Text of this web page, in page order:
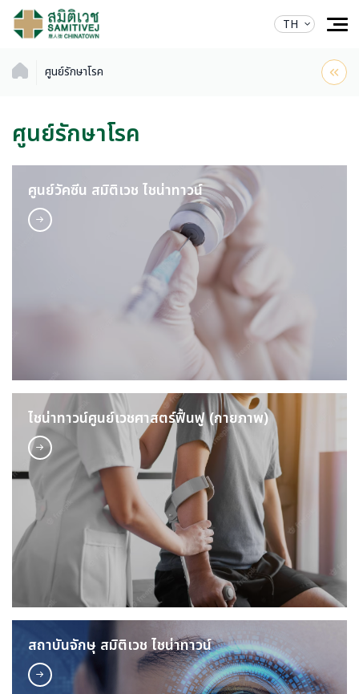
TH
ศูนย์รักษาโรค
ศูนย์รักษาโรค
ศูนย์วัคซีน สมิติเวช ไชน่าทาวน์
ไชน่าทาวน์ศูนย์เวชศาสตร์ฟื้นฟู (กายภาพ)
สถาบันจักษุ สมิติเวช ไชน่าทาวน์